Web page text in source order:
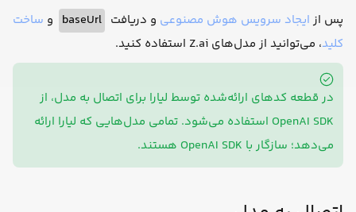
پس از ایجاد سرویس هوش مصنوعی و دریافت baseUrl و ساخت
کلید، می‌توانید از مدل‌های Z.ai استفاده کنید.
در قطعه کدهای ارائه‌شده توسط لیارا برای اتصال به مدل، از
OpenAI SDK استفاده می‌شود. تمامی مدل‌هایی که لیارا ارائه
می‌دهد؛ سازگار با OpenAI SDK هستند.